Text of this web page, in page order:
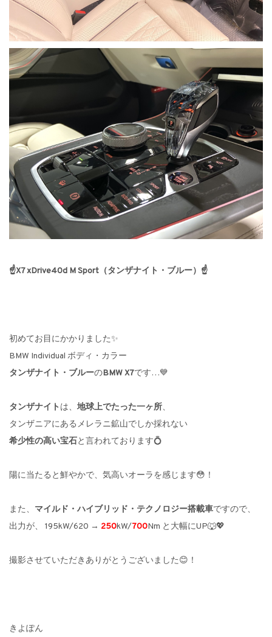
☝X7 xDrive40d M Sport（タンザナイト・ブルー）☝
初めてお目にかかりました✨
BMW Individual ボディ・カラー
タンザナイト・ブルーのBMW X7です…💙
タンザナイト は、 地球上でたった一ヶ所、
タンザニアにあるメレラニ鉱山でしか採れない
希少性の高い宝石と言われております💍
陽に当たると鮮やかで、気高いオーラを感じます😳！
また、 マイルド・ハイブリッド・テクノロジー搭載車ですので、
出力が、 195kW/620 → 250kW/700Nm と大幅にUP🐺💖
撮影させていただきありがとうございました😊！
きよぽん